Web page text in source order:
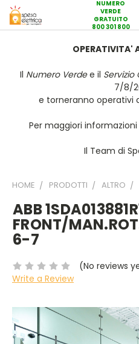
NUMERO
VERDE
GRATUITO
800 301 800
OPERATIVITA'
Il Numero Verdee il Servizio
7/8/
e torneranno operativi
Per maggiori
Il Team di
HOME PRODOTTI ALTRO
ABB
FRONT/
6-7
(No reviews
Write a Review